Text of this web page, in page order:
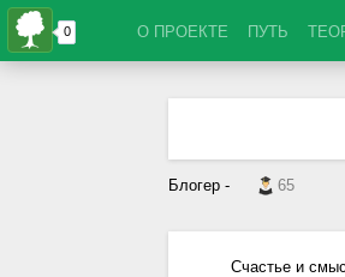
О ПРОЕКТЕ ПУТЬ
Блогер - 65
Счастье и